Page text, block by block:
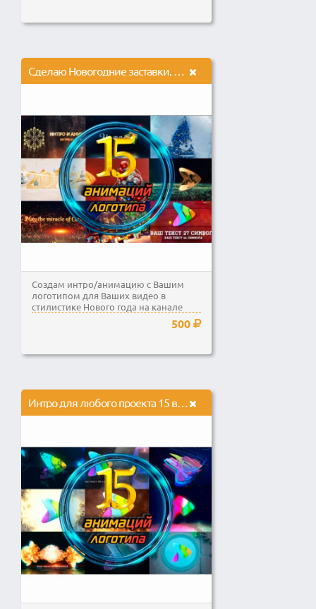
Сделаю Новогодние заставки, интро 15 вариантов на выбор
Создам интро/анимацию с Вашим
логотипом для Ваших видео в
стилистике Нового года на канале
Youtube или социальных сетей...500
Интро для любого проекта 15 вариантов на выбор